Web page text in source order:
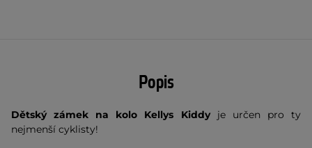
Popis
Dětský zámek na kolo Kellys Kiddy je určen pro ty
nejmenší cyklisty!